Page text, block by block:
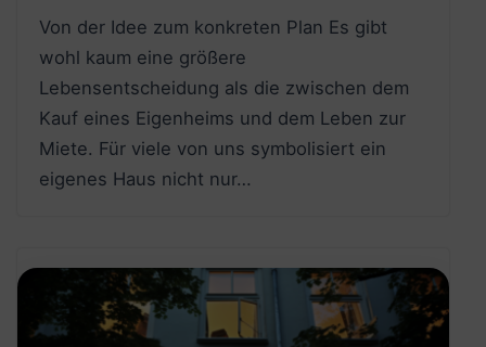
Von der Idee zum konkreten Plan Es gibt
wohl kaum eine größere
Lebensentscheidung als die zwischen dem
Kauf eines Eigenheims und dem Leben zur
Miete. Für viele von uns symbolisiert ein
eigenes Haus nicht nur…